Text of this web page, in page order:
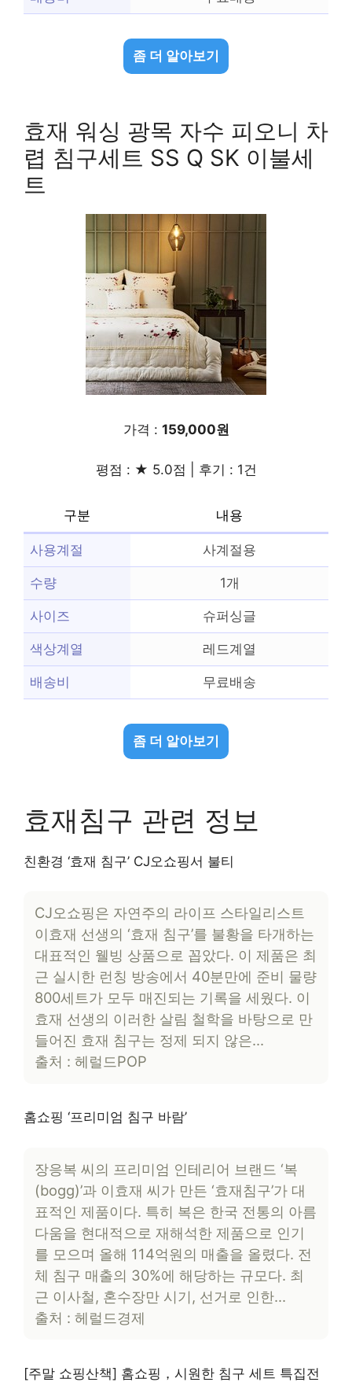
좀 더 알아보기
효재 워싱 광목 자수 피오니 차
렵 침구세트 SS Q SK 이불세
트
가격 : 159,000원
평점 : ★ 5.0점 | 후기 : 1건
구분 내용
사용계절 사계절용
수량 1개
사이즈 슈퍼싱글
색상계열 레드계열
배송비 무료배송
좀 더 알아보기
효재침구 관련 정보
친환경 ‘효재 침구’ CJ오쇼핑서 불티
CJ오쇼핑은 자연주의 라이프 스타일리스트
이효재 선생의 ‘효재 침구’를 불황을 타개하는
대표적인 웰빙 상품으로 꼽았다. 이 제품은 최
근 실시한 런칭 방송에서 40분만에 준비 물량
800세트가 모두 매진되는 기록을 세웠다. 이
효재 선생의 이러한 살림 철학을 바탕으로 만
들어진 효재 침구는 정제 되지 않은…
출처 : 헤럴드POP
홈쇼핑 ‘프리미엄 침구 바람’
장응복 씨의 프리미엄 인테리어 브랜드 ‘복
(bogg)’과 이효재 씨가 만든 ‘효재침구’가 대
표적인 제품이다. 특히 복은 한국 전통의 아름
다움을 현대적으로 재해석한 제품으로 인기
를 모으며 올해 114억원의 매출을 올렸다. 전
체 침구 매출의 30%에 해당하는 규모다. 최
근 이사철, 혼수장만 시기, 선거로 인한…
출처 : 헤럴드경제
[주말 쇼핑산책] 홈쇼핑，시원한 침구 세트 특집전